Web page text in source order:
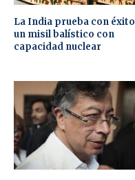
La India prueba con éxito
un misil balístico con
capacidad nuclear